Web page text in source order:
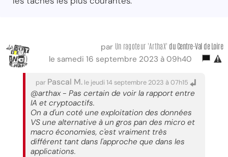
par Un ragoteur 'ArthaX' du Centre-Val de Loire
le samedi 16 septembre 2023 à 09h40
par Pascal M. le jeudi 14 septembre 2023 à 07h15
@arthax - Pas certain de voir la rapport entre
IA et cryptoactifs.
On a d'un coté une exploitation des données
VS une alternative à un gros pan des micro et
macro économies, c'est vraiment très
différent tant dans l'approche que dans les
applications.